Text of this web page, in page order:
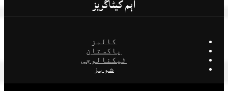
اہم کیٹاگریز
کالمز
پاکستان
ٹیکنالوجی
شوبز